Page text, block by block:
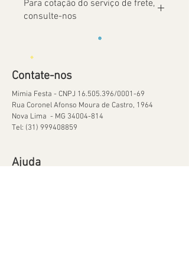
Para cotação do serviço de frete,
consulte-nos
Contate-nos
Mimia Festa - CNPJ 16.505.396/0001-69
Rua Coronel Afonso Moura de Castro, 1964
Nova Lima - MG 34004-814
Tel: (31) 999408859
Ajuda